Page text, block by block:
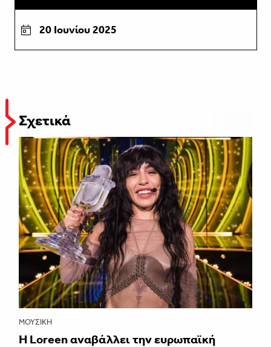
20 Ιουνίου 2025
Σχετικά
ΜΟΥΣΙΚΉ
Η Loreen αναβάλλει την ευρωπαϊκή